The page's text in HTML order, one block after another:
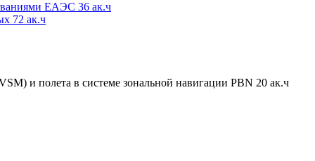
ЕАЭС 36 ак.ч
72 ак.ч
и полета в системе зональной навигации PBN 20 ак.ч